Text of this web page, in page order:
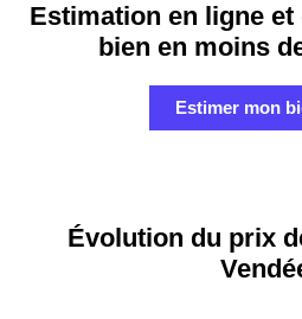
Estimation en ligne
bien en moins
Estimer mon
Évolution du prix